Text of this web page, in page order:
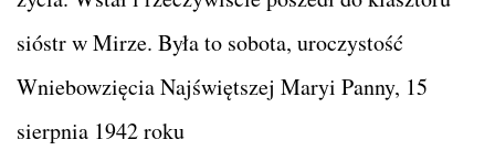
sióstr w Mirze. Była to sobota, uroczystość
Wniebowzięcia Najświętszej Maryi Panny, 15
sierpnia 1942 roku